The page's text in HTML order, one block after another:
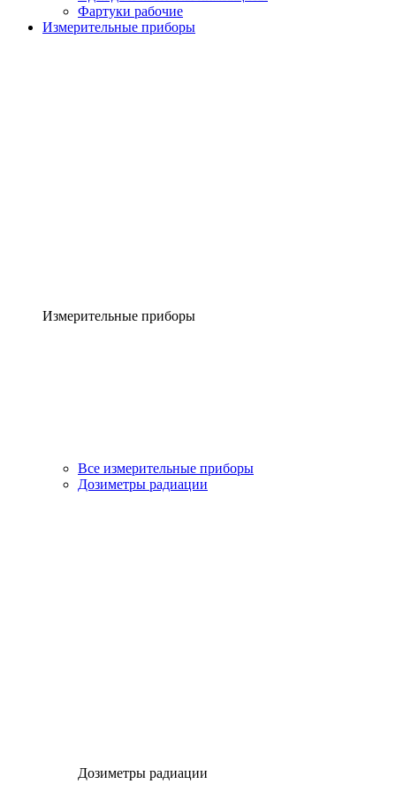
Фартуки рабочие
Измерительные приборы
Измерительные приборы
Все измерительные приборы
Дозиметры радиации
Дозиметры радиации